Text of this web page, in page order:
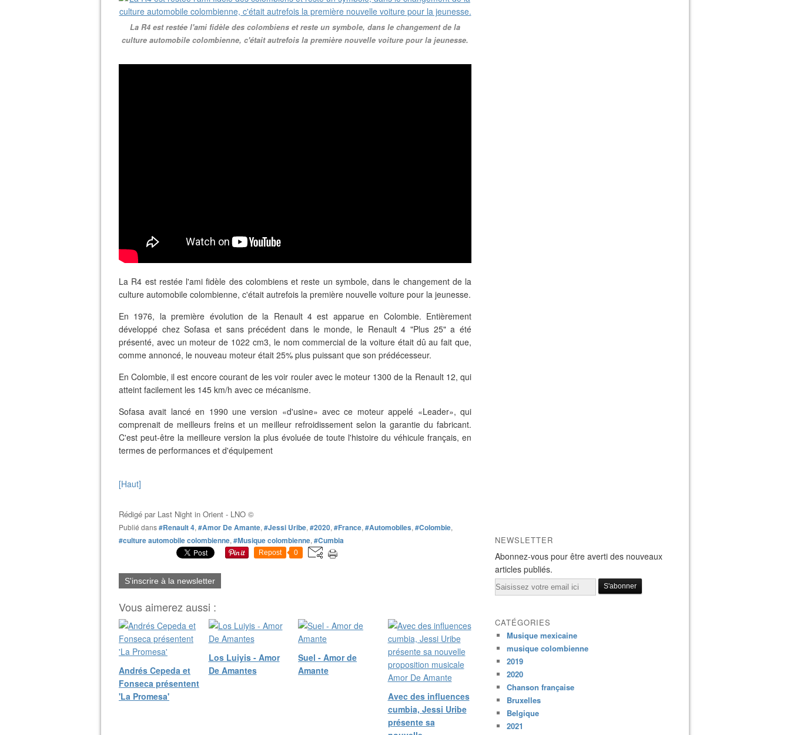
La R4 est restée l'ami fidèle des colombiens et reste un symbole, dans le changement de la
culture automobile colombienne, c'était autrefois la première nouvelle voiture pour la jeunesse.
La R4 est restée l'ami fidèle des colombiens et reste un symbole, dans le changement de la
culture automobile colombienne, c'était autrefois la première nouvelle voiture pour la jeunesse.
En 1976, la première évolution de la Renault 4 est apparue en Colombie. Entièrement
développé chez Sofasa et sans précédent dans le monde, le Renault 4 "Plus 25" a été
présenté, avec un moteur de 1022 cm3, le nom commercial de la voiture était dû au fait que,
comme annoncé, le nouveau moteur était 25% plus puissant que son prédécesseur.
En Colombie, il est encore courant de les voir rouler avec le moteur 1300 de la Renault 12, qui
atteint facilement les 145 km/h avec ce mécanisme.
Sofasa avait lancé en 1990 une version «d'usine» avec ce moteur appelé «Leader», qui
comprenait de meilleurs freins et un meilleur refroidissement selon la garantie du fabricant.
C'est peut-être la meilleure version la plus évoluée de toute l'histoire du véhicule français, en
termes de performances et d'équipement
[Haut]
Rédigé par Last Night in Orient - LNO ©
Publié dans#Renault 4, #Amor De Amante, #Jessi Uribe, #2020, #France, #Automobiles, #Colombie,
#culture automobile colombienne, #Musique colombienne, #Cumbia
Repost 0
S'inscrire à la newsletter
Vous aimerez aussi :
Andrés Cepeda et
Fonseca présentent
'La Promesa'
Los Luiyis - Amor
De Amantes
Suel - Amor de
Amante
Avec des influences
cumbia, Jessi Uribe
présente sa
NEWSLETTER
Abonnez-vous pour être averti des nouveaux
articles publiés.
Email
CATÉGORIES
Musique mexicaine
musique colombienne
2019
2020
Chanson française
Bruxelles
Belgique
2021